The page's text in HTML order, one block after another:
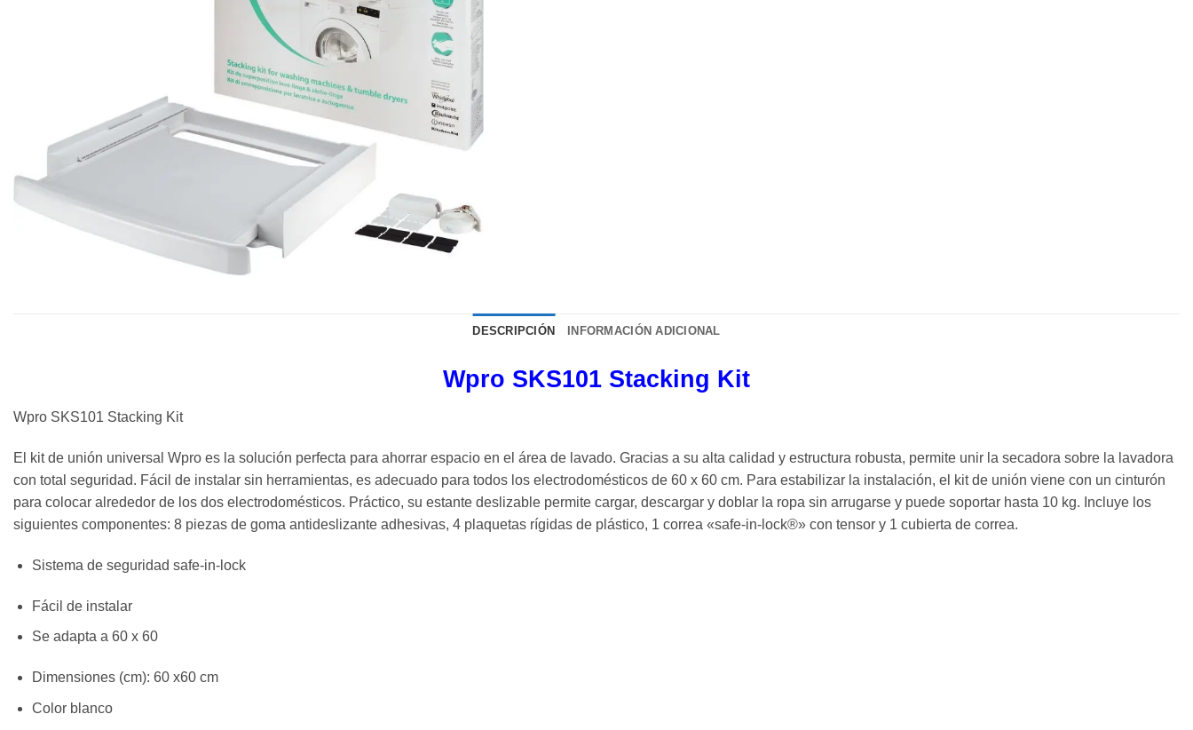
DESCRIPCIÓN INFORMACIÓN ADICIONAL
Wpro SKS101 Stacking Kit
Wpro SKS101 Stacking Kit
El kit de unión universal Wpro es la solución perfecta para ahorrar espacio en el área de lavado. Gracias a su alta calidad y estructura robusta, permite unir la secadora sobre la lavadora
con total seguridad. Fácil de instalar sin herramientas, es adecuado para todos los electrodomésticos de 60 x 60 cm. Para estabilizar la instalación, el kit de unión viene con un cinturón
para colocar alrededor de los dos electrodomésticos. Práctico, su estante deslizable permite cargar, descargar y doblar la ropa sin arrugarse y puede soportar hasta 10 kg. Incluye los
siguientes componentes: 8 piezas de goma antideslizante adhesivas, 4 plaquetas rígidas de plástico, 1 correa «safe-in-lock®» con tensor y 1 cubierta de correa.
Sistema de seguridad safe-in-lock
Fácil de instalar
Se adapta a 60 x 60
Dimensiones (cm): 60 x60 cm
Color blanco